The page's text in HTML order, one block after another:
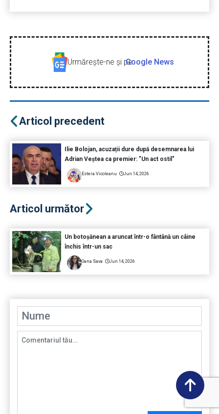
Urmăreşte-ne şi peGoogle News
Articol precedent
Ilie Bolojan, acuzații dure după desemnarea lui
Adrian Veștea ca premier: "Un act ostil"
Estera Vicoleanu Jun 14, 2026
Articol următor
Un botoșănean a aruncat într-o fântână un câine
închis într-un sac
Oana Sava Jun 14, 2026